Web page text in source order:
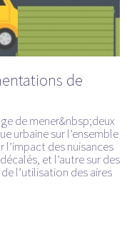
de
de mener&nbsp;deux
urbaine sur l’ensemble
l’impact des nuisances
et l’autre sur des
l’utilisation des aires